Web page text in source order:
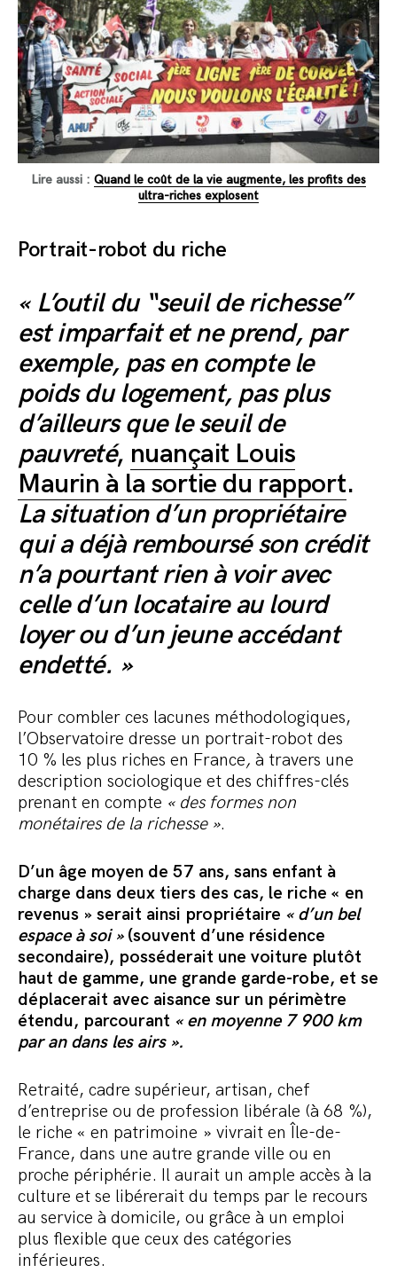
Lire aussi : Quand le coût de la vie augmente, les profits des
ultra-riches explosent
Portrait-robot du riche
« L’outil du “seuil de richesse”
est imparfait et ne prend, par
exemple, pas en compte le
poids du logement, pas plus
d’ailleurs que le seuil de
pauvreté, nuançait Louis
Maurin à la sortie du rapport.
La situation d’un propriétaire
qui a déjà remboursé son crédit
n’a pourtant rien à voir avec
celle d’un locataire au lourd
loyer ou d’un jeune accédant
endetté. »
Pour combler ces lacunes méthodologiques,
l’Observatoire dresse un portrait-robot des
10 % les plus riches en France, à travers une
description sociologique et des chiffres-clés
prenant en compte « des formes non
monétaires de la richesse ».
D’un âge moyen de 57 ans, sans enfant à
charge dans deux tiers des cas, le riche « en
revenus » serait ainsi propriétaire « d’un bel
espace à soi » (souvent d’une résidence
secondaire), posséderait une voiture plutôt
haut de gamme, une grande garde-robe, et se
déplacerait avec aisance sur un périmètre
étendu, parcourant « en moyenne 7 900 km
par an dans les airs ».
Retraité, cadre supérieur, artisan, chef
d’entreprise ou de profession libérale (à 68 %),
le riche « en patrimoine » vivrait en Île-de-
France, dans une autre grande ville ou en
proche périphérie. Il aurait un ample accès à la
culture et se libérerait du temps par le recours
au service à domicile, ou grâce à un emploi
plus flexible que ceux des catégories
inférieures.